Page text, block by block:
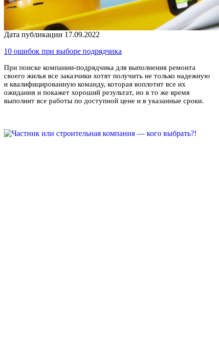
Дата публикации 17.09.2022
10 ошибок при выборе подрядчика
При поиске компании-подрядчика для выполнения ремонта
своего жилья все заказчики хотят получить не только надежную
и квалифицированную команду, которая воплотит все их
ожидания и покажет хороший результат, но в то же время
выполнит все работы по доступной цене и в указанные сроки.